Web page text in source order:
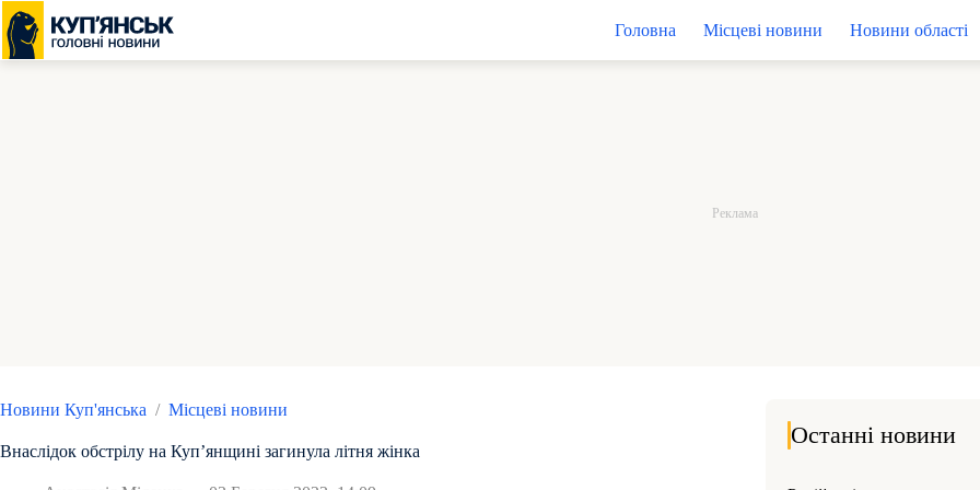
Перейти
до
вмісту
Головна Місцеві новини Новини області
Новини Куп'янська / Місцеві новини
Внаслідок обстрілу на Куп’янщині загинула літня жінка
Останні новини